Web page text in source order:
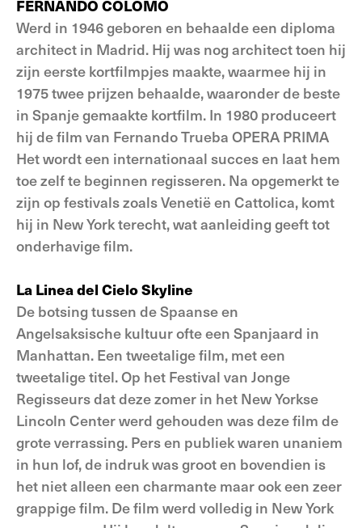
FERNANDO COLOMO
Werd in 1946 geboren en behaalde een diploma
architect in Madrid. Hij was nog architect toen hij
zijn eerste kortfilmpjes maakte, waarmee hij in
1975 twee prijzen behaalde, waaronder de beste
in Spanje gemaakte kortfilm. In 1980 produceert
hij de film van Fernando Trueba OPERA PRIMA
Het wordt een internationaal succes en laat hem
toe zelf te beginnen regisseren. Na opgemerkt te
zijn op festivals zoals Venetië en Cattolica, komt
hij in New York terecht, wat aanleiding geeft tot
onderhavige film.
La Linea del Cielo Skyline
De botsing tussen de Spaanse en
Angelsaksische kultuur ofte een Spanjaard in
Manhattan. Een tweetalige film, met een
tweetalige titel. Op het Festival van Jonge
Regisseurs dat deze zomer in het New Yorkse
Lincoln Center werd gehouden was deze film de
grote verrassing. Pers en publiek waren unaniem
in hun lof, de indruk was groot en bovendien is
het niet alleen een charmante maar ook een zeer
grappige film. De film werd volledig in New York